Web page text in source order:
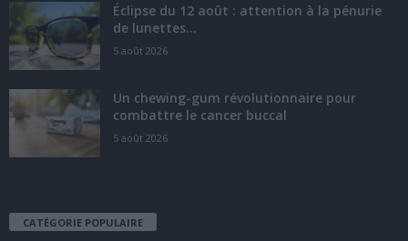
Éclipse du 12 août : attention à la pénurie
de lunettes...
5 août 2026
Un chewing-gum révolutionnaire pour
combattre le cancer buccal
5 août 2026
CATÉGORIE POPULAIRE